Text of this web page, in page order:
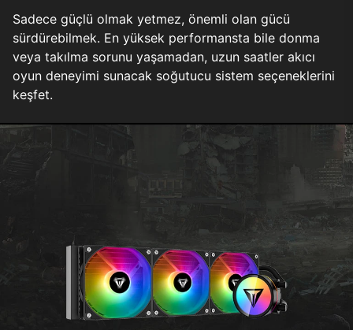
Sadece güçlü olmak yetmez, önemli olan gücü
sürdürebilmek. En yüksek performansta bile donma
veya takılma sorunu yaşamadan, uzun saatler akıcı
oyun deneyimi sunacak soğutucu sistem seçeneklerini
keşfet.